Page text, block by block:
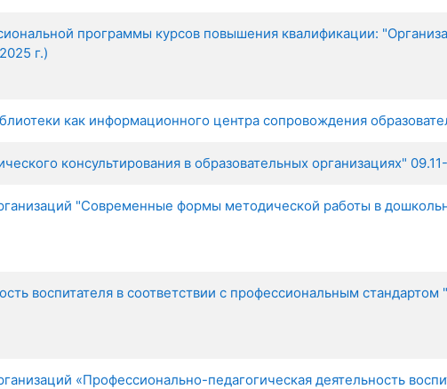
программы курсов повышения квалификации:
г.)
как информационного центра сопровождения
консультирования в образовательных организациях"
"Современные формы методической работы в
воспитателя в соответствии с профессиональным стандартом
«Профессионально-педагогическая деятельность